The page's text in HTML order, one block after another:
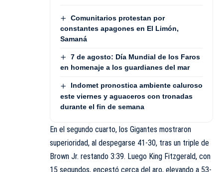
Comunitarios protestan por
constantes apagones en El Limón,
Samaná
7 de agosto: Día Mundial de los Faros
en homenaje a los guardianes del mar
Indomet pronostica ambiente caluroso
este viernes y aguaceros con tronadas
durante el fin de semana
En el segundo cuarto, los Gigantes mostraron
superioridad, al despegarse 41-30, tras un triple de
Brown Jr. restando 3:39. Luego King Fitzgerald, con
15 segundos, encestó cerca del aro, elevando a 53-